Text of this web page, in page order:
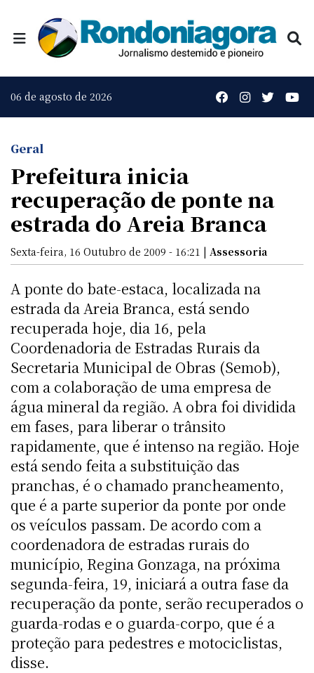
06 de agosto de 2026
Geral
Prefeitura inicia
recuperação de ponte na
estrada do Areia Branca
Sexta-feira, 16 Outubro de 2009 - 16:21 | Assessoria
A ponte do bate-estaca, localizada na
estrada da Areia Branca, está sendo
recuperada hoje, dia 16, pela
Coordenadoria de Estradas Rurais da
Secretaria Municipal de Obras (Semob),
com a colaboração de uma empresa de
água mineral da região. A obra foi dividida
em fases, para liberar o trânsito
rapidamente, que é intenso na região. Hoje
está sendo feita a substituição das
pranchas, é o chamado prancheamento,
que é a parte superior da ponte por onde
os veículos passam. De acordo com a
coordenadora de estradas rurais do
município, Regina Gonzaga, na próxima
segunda-feira, 19, iniciará a outra fase da
recuperação da ponte, serão recuperados o
guarda-rodas e o guarda-corpo, que é a
proteção para pedestres e motociclistas,
disse.